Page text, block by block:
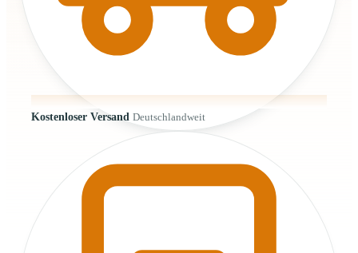
Kostenloser Versand Deutschlandweit